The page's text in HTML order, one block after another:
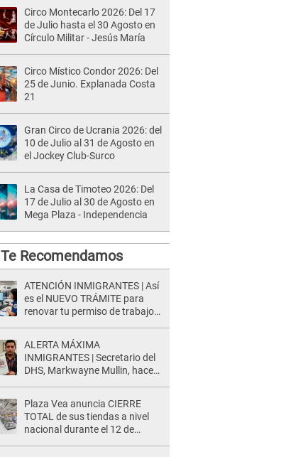
Circo Montecarlo 2026: Del 17
de Julio hasta el 30 Agosto en
Círculo Militar - Jesús María
Circo Místico Condor 2026: Del
25 de Junio. Explanada Costa
21
Gran Circo de Ucrania 2026: del
10 de Julio al 31 de Agosto en
el Jockey Club-Surco
La Casa de Timoteo 2026: Del
17 de Julio al 30 de Agosto en
Mega Plaza - Independencia
Te Recomendamos
ATENCIÓN INMIGRANTES | Así
es el NUEVO TRÁMITE para
renovar tu permiso de trabajo
ALERTA MÁXIMA
INMIGRANTES | Secretario del
DHS, Markwayne Mullin, hace
Plaza Vea anuncia CIERRE
TOTAL de sus tiendas a nivel
nacional durante el 12 de